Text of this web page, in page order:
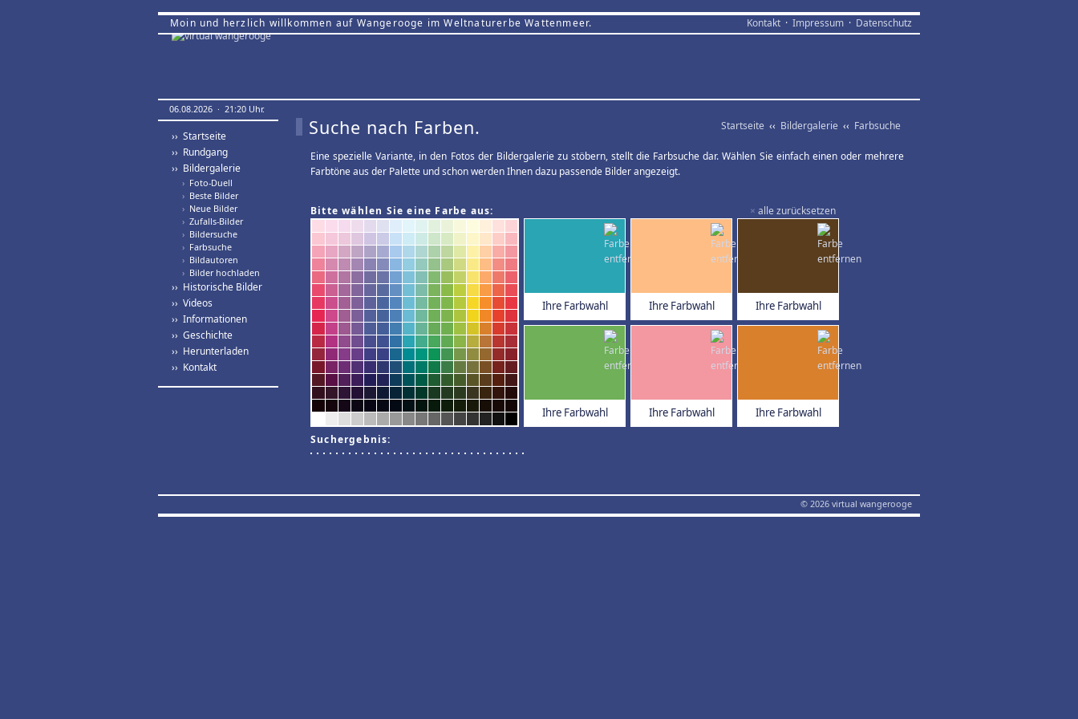
Moin und herzlich willkommen auf Wangerooge im Weltnaturerbe Wattenmeer. Kontakt · Impressum · Datenschutz
06.08.2026 · 21:20 Uhr.
›› Startseite
›› Rundgang
›› Bildergalerie
› Foto-Duell
› Beste Bilder
› Neue Bilder
› Zufalls-Bilder
› Bildersuche
› Farbsuche
› Bildautoren
› Bilder hochladen
›› Historische Bilder
›› Videos
›› Informationen
›› Geschichte
›› Herunterladen
›› Kontakt
Startseite ‹‹ Bildergalerie ‹‹ Farbsuche
Suche nach Farben.
Eine spezielle Variante, in den Fotos der Bildergalerie zu stöbern, stellt die Farbsuche dar. Wählen Sie einfach einen oder mehrere
Farbtöne aus der Palette und schon werden Ihnen dazu passende Bilder angezeigt.
× alle zurücksetzen
Bitte wählen Sie eine Farbe aus:
Ihre Farbwahl Ihre Farbwahl Ihre Farbwahl
Ihre Farbwahl Ihre Farbwahl Ihre Farbwahl
Suchergebnis:
© 2026 virtual wangerooge